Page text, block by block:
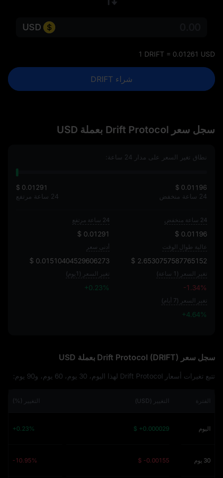
USD
1 DRIFT = 0.01261 USD
شراء DRIFT
سجل سعر Drift Protocol بعملة USD
نطاق تغير السعر على مدار 24 ساعة:
$ 0.01196
24 ساعة منخفض
$ 0.01291
24 ساعة مرتفع
24 ساعة منخفض
$ 0.01196
24 ساعة مرتفع
$ 0.01291
عالية طوال الوقت
$ 2.6530757587765152
أدنى سعر
$ 0.01510404529606273
تغير السعر (1 ساعة)
-1.34%
تغير السعر (1يوم)
+0.23%
تغير السعر (7 أيام)
+4.64%
سجل سعر Drift Protocol (DRIFT) بعملة USD
تتبع تغيرات أسعار Drift Protocol لهذا اليوم، 30 يوم، 60 يوم، و90 يوم:
الفترة التغيير (USD) التغيير (%)
اليوم $ +0.000029
+0.23%
30 يوم $ -0.00155
-10.95%